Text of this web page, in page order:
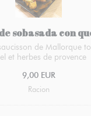
sobasada con
de Mallorque
et herbes de provence
9,00 EUR
Racion